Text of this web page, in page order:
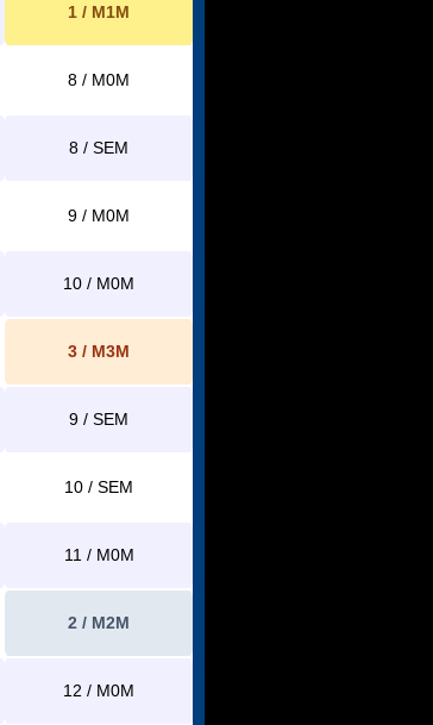
1 / M1M
8 / M0M
8 / SEM
9 / M0M
10 / M0M
3 / M3M
9 / SEM
10 / SEM
11 / M0M
2 / M2M
12 / M0M